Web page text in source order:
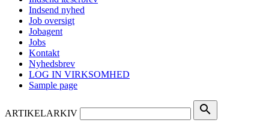
Indsend nyhed
Job oversigt
Jobagent
Jobs
Kontakt
Nyhedsbrev
LOG IN VIRKSOMHED
Sample page
ARTIKELARKIV search